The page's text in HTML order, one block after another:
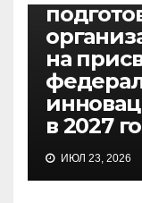
на
в 2027
ИЮЛ 23, 2026